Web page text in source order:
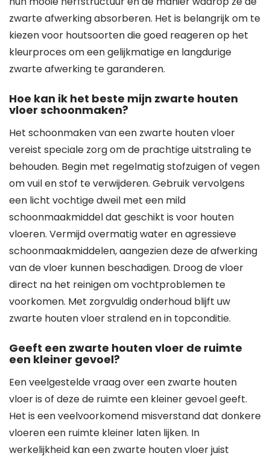
zwarte afwerking absorberen. Het is belangrijk om te
kiezen voor houtsoorten die goed reageren op het
kleurproces om een gelijkmatige en langdurige
zwarte afwerking te garanderen.
Hoe kan ik het beste mijn zwarte houten
vloer schoonmaken?
Het schoonmaken van een zwarte houten vloer
vereist speciale zorg om de prachtige uitstraling te
behouden. Begin met regelmatig stofzuigen of vegen
om vuil en stof te verwijderen. Gebruik vervolgens
een licht vochtige dweil met een mild
schoonmaakmiddel dat geschikt is voor houten
vloeren. Vermijd overmatig water en agressieve
schoonmaakmiddelen, aangezien deze de afwerking
van de vloer kunnen beschadigen. Droog de vloer
direct na het reinigen om vochtproblemen te
voorkomen. Met zorgvuldig onderhoud blijft uw
zwarte houten vloer stralend en in topconditie.
Geeft een zwarte houten vloer de ruimte
een kleiner gevoel?
Een veelgestelde vraag over een zwarte houten
vloer is of deze de ruimte een kleiner gevoel geeft.
Het is een veelvoorkomend misverstand dat donkere
vloeren een ruimte kleiner laten lijken. In
werkelijkheid kan een zwarte houten vloer juist